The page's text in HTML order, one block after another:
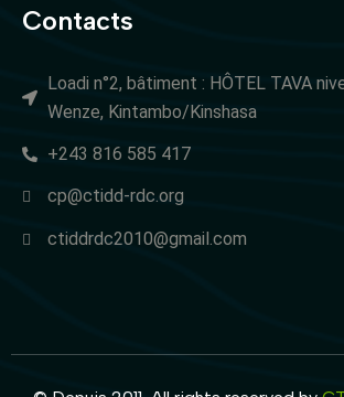
Contacts
Loadi n°2, bâtiment : HÔTEL TAVA
Wenze, Kintambo/Kinshasa
+243 816 585 417
cp@ctidd-rdc.org
ctiddrdc2010@gmail.com